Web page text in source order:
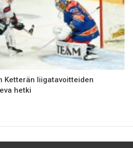
Ketterän liigatavoitteiden
hetki